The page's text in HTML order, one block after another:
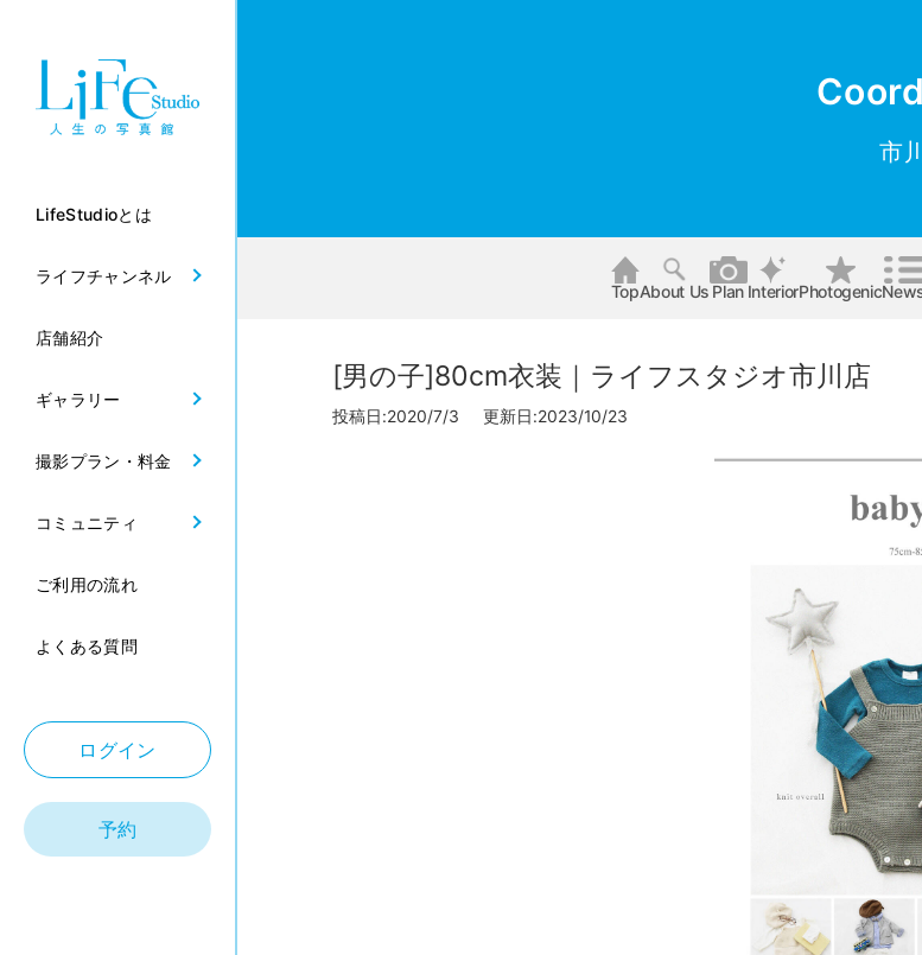
LifeStudioとは
ライフチャンネル
店舗紹介
ギャラリー
撮影プラン・料金
コミュニティ
ご利用の流れ
よくある質問
ログイン
予約
市
TopAbout Us Plan InteriorPhotogenic
[男の子]80cm衣装｜ライフスタジオ市川店
投稿日:2020/7/3 更新日:2023/10/23